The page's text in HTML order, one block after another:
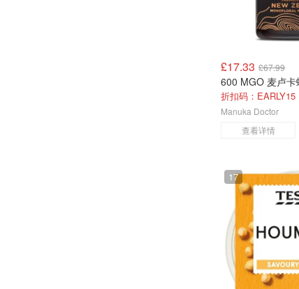
£17.33 £67.99
600 MGO 麦卢
折扣码：EARLY15
查看详情
Manuka Doctor
17